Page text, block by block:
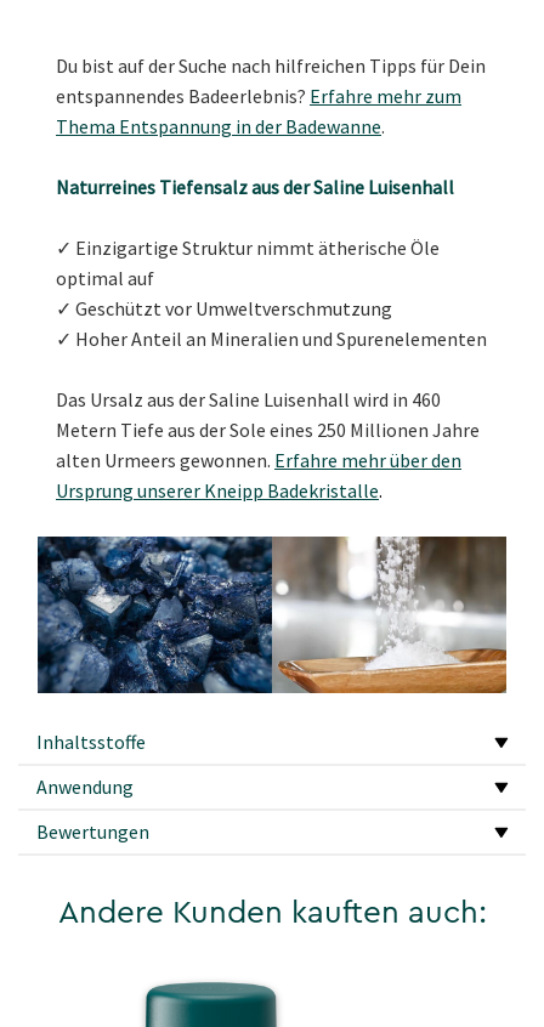
Du bist auf der Suche nach hilfreichen Tipps für Dein
entspannendes Badeerlebnis? Erfahre mehr zum
Thema Entspannung in der Badewanne.
Naturreines Tiefensalz aus der Saline Luisenhall
✓ Einzigartige Struktur nimmt ätherische Öle
optimal auf
✓ Geschützt vor Umweltverschmutzung
✓ Hoher Anteil an Mineralien und Spurenelementen
Das Ursalz aus der Saline Luisenhall wird in 460
Metern Tiefe aus der Sole eines 250 Millionen Jahre
alten Urmeers gewonnen. Erfahre mehr über den
Ursprung unserer Kneipp Badekristalle.
Inhaltsstoffe
Anwendung
Bewertungen
Andere Kunden kauften auch: